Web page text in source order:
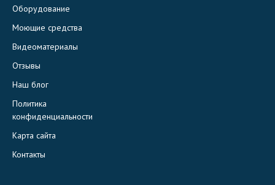
Оборудование
Моющие средства
Видеоматериалы
Отзывы
Наш блог
Политика
конфиденциальности
Карта сайта
Контакты